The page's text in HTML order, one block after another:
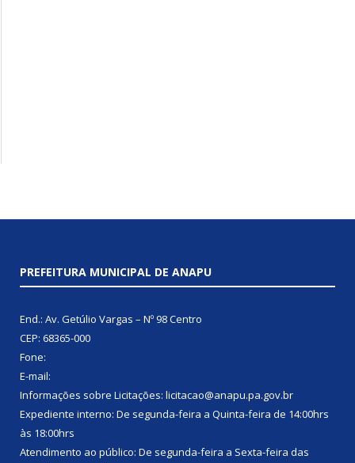
PREFEITURA MUNICIPAL DE ANAPU
End.: Av. Getúlio Vargas – Nº 98 Centro
CEP: 68365-000
Fone:
E-mail:
Informações sobre Licitações: licitacao@anapu.pa.gov.br
Expediente interno: De segunda-feira a Quinta-feira de 14:00hrs
às 18:00hrs
Atendimento ao público: De segunda-feira a Sexta-feira das